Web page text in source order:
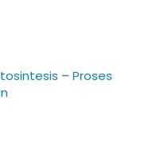
– Proses